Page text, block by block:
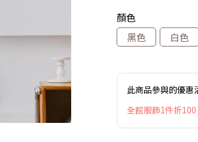
顏色
黑色
白色
此商品參與的優惠
全館服飾1件折